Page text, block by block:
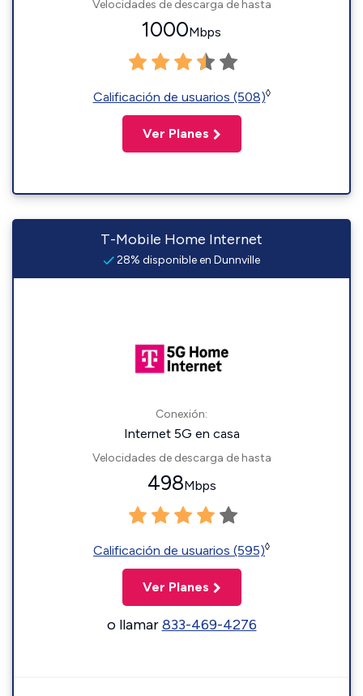
Velocidades de descarga de hasta
1000Mbps
Calificación de usuarios (508)◊
Ver Planes
T-Mobile Home Internet
28% disponible en Dunnville
Conexión:
Internet 5G en casa
Velocidades de descarga de hasta
498Mbps
Calificación de usuarios (595)◊
Ver Planes
o llamar833-469-4276